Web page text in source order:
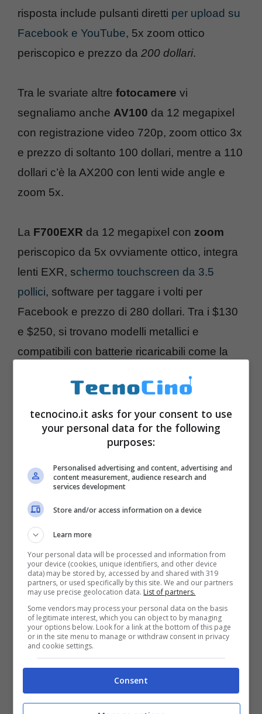
risposta include pulsanti diretti per upload su
Facebook e YouTube, 5x zoom ottico
periscopico e prezzo da 200 dollari.
Tra le svariate altre fotocamere vi
segnaliamo anche AV100 da 12 megapixel
con registrazione video 720p, zoom ottico 3x
e prezzo di soltanto 100 dollari, mentre a 110
dollari c’è la AX200 con lenti wide angle e
zoom 5x.
La F700EXR da 12 megapixel con zoom
periscopico da 5x ovviamente ottico, integra
lenti EXR, schermo touchscreen da 3.5
pollici, software per taggare i volti per
Facebook e prezzo di 280 dollari. Tra i $130
e $250, si trovano modelli metallici e
compatibili con batterie ricaricabili come la
2.7″ LCD, 720p video, funzionalitàpet
detection.
tecnocino.it asks for your consent to use
your personal data for the following
purposes:
Personalised advertising and content, advertising and
content measurement, audience research and
services development
Store and/or access information on a device
Learn more
Your personal data will be processed and information from
your device (cookies, unique identifiers, and other device
data) may be stored by, accessed by and shared with 319
partners, or used specifically by this site. We and our partners
may use precise geolocation data. List of partners.
Some vendors may process your personal data on the basis
of legitimate interest, which you can object to by managing
your options below. Look for a link at the bottom of this page
or in the site menu to manage or withdraw consent in privacy
and cookie settings.
Consent